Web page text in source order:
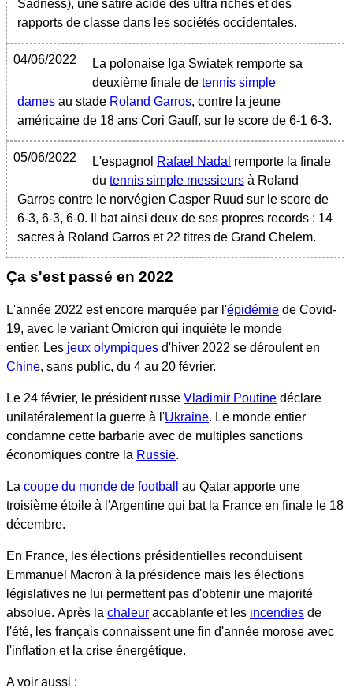
Sadness), une satire acide des ultra riches et des
rapports de classe dans les sociétés occidentales.
04/06/2022
La polonaise Iga Swiatek remporte sa
deuxième finale de tennis simple
dames au stade Roland Garros, contre la jeune
américaine de 18 ans Cori Gauff, sur le score de 6-1 6-3.
05/06/2022 L'espagnol Rafael Nadal remporte la finale
du tennis simple messieurs à Roland
Garros contre le norvégien Casper Ruud sur le score de
6-3, 6-3, 6-0. Il bat ainsi deux de ses propres records : 14
sacres à Roland Garros et 22 titres de Grand Chelem.
Ça s'est passé en 2022
L'année 2022 est encore marquée par l'épidémie de Covid-
19, avec le variant Omicron qui inquiète le monde
entier. Les jeux olympiques d'hiver 2022 se déroulent en
Chine, sans public, du 4 au 20 février.
Le 24 février, le président russe Vladimir Poutine déclare
unilatéralement la guerre à l'Ukraine. Le monde entier
condamne cette barbarie avec de multiples sanctions
économiques contre la Russie.
La coupe du monde de football
au Qatar apporte une
troisième étoile à l'Argentine qui bat la France en finale le 18
décembre.
En France, les élections présidentielles reconduisent
Emmanuel Macron à la présidence mais les élections
législatives ne lui permettent pas d'obtenir une majorité
absolue. Après la chaleur accablante et les incendies de
l'été, les français connaissent une fin d'année morose avec
l'inflation et la crise énergétique.
A voir aussi :